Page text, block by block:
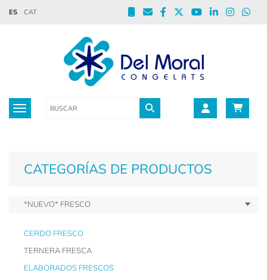
ES CAT
Toggle navigation
CATEGORÍAS DE PRODUCTOS
*NUEVO* FRESCO
CERDO FRESCO
TERNERA FRESCA
ELABORADOS FRESCOS